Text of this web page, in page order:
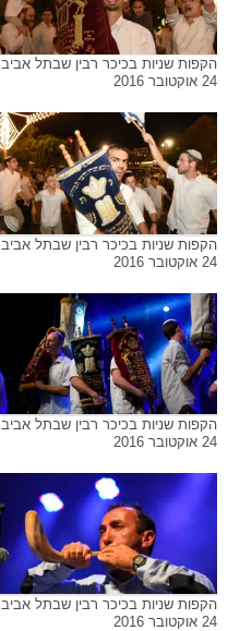
הקפות שניות בכיכר רבין שבתל אביב
24 אוקטובר 2016
הקפות שניות בכיכר רבין שבתל אביב
24 אוקטובר 2016
הקפות שניות בכיכר רבין שבתל אביב
24 אוקטובר 2016
הקפות שניות בכיכר רבין שבתל אביב
24 אוקטובר 2016